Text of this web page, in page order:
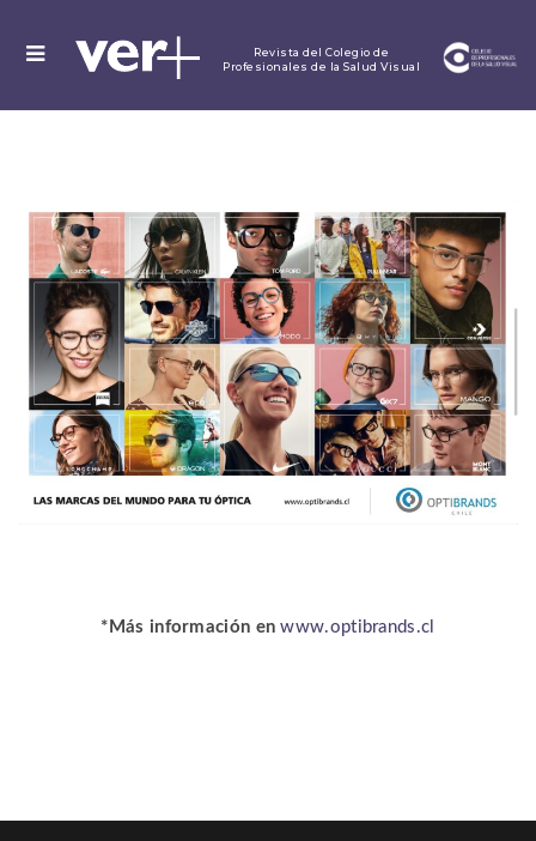
MENU
Revista del Colegio de
Profesionales de la Salud Visual
*Más información enwww.optibrands.cl